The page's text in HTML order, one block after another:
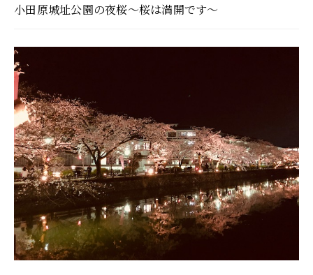
ご宿泊予約
Language
ブログ
小田原城址公園の夜桜～桜は満開です～